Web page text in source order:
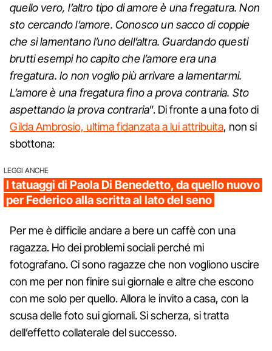
quello vero, l’altro tipo di amore è una fregatura. Non
sto cercando l’amore. Conosco un sacco di coppie
che si lamentano l’uno dell’altra. Guardando questi
brutti esempi ho capito che l’amore era una
fregatura. Io non voglio più arrivare a lamentarmi.
L’amore è una fregatura fino a prova contraria. Sto
aspettando la prova contraria”. Di fronte a una foto di
Gilda Ambrosio, ultima fidanzata a lui attribuita, non si
sbottona:
LEGGI ANCHE
I tatuaggi di Paola Di Benedetto, da quello nuovo
per Federico alla scritta al lato del seno
Per me è difficile andare a bere un caffè con una
ragazza. Ho dei problemi sociali perché mi
fotografano. Ci sono ragazze che non vogliono uscire
con me per non finire sui giornale e altre che escono
con me solo per quello. Allora le invito a casa, con la
scusa delle foto sui giornali. Si scherza, si tratta
dell’effetto collaterale del successo.